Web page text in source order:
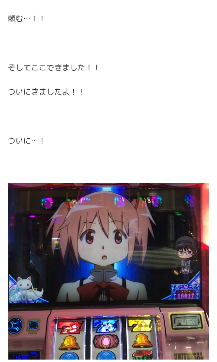
頼む…！！
そしてここできました！！
ついにきましたよ！！
ついに…！